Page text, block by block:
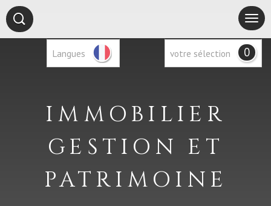
Langues votre sélection 0
IMMOBILIER
GESTION ET
PATRIMOINE